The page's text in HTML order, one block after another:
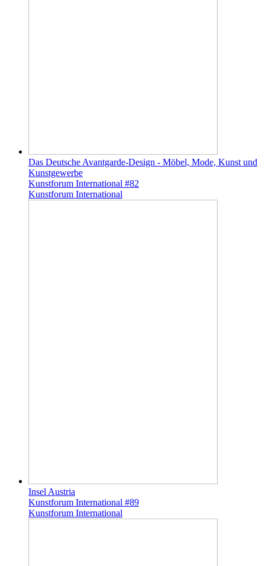
Das Deutsche Avantgarde-Design - Möbel, Mode, Kunst und
Kunstgewerbe
Kunstforum International #82
Kunstforum International
Insel Austria
Kunstforum International #89
Kunstforum International